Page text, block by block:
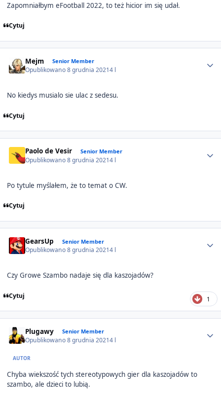
Zapomniałbym eFootball 2022, to też hicior im się udał.
Cytuj
Mejm Senior Member
Opublikowano8 grudnia 20214 l
No kiedys musialo sie ulac z sedesu.
Cytuj
Paolo de Vesir Senior Member
Opublikowano8 grudnia 20214 l
Po tytule myślałem, że to temat o CW.
Cytuj
GearsUp Senior Member
Opublikowano8 grudnia 20214 l
Czy Growe Szambo nadaje się dla kaszojadów?
Cytuj 1
Plugawy Senior Member
Opublikowano8 grudnia 20214 l
AUTOR
Chyba wiekszość tych stereotypowych gier dla kaszojadów to
szambo, ale dzieci to lubią.